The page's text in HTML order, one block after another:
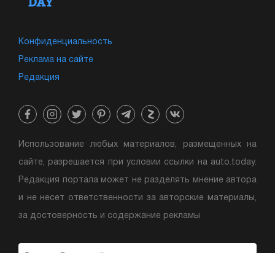
Конфиденциальность
Реклама на сайте
Редакция
Использование любых материалов, размещенных на
сайте, разрешается при условии ссылки на auto.today.
Редакция портала может не разделять мнение автора
и не несет ответственности за авторские материалы,
за достоверность и содержание рекламы